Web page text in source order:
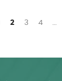
You're
2 Page
3 Page
4 ...